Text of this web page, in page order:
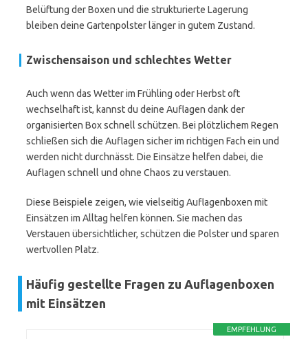
Belüftung der Boxen und die strukturierte Lagerung
bleiben deine Gartenpolster länger in gutem Zustand.
Zwischensaison und schlechtes Wetter
Auch wenn das Wetter im Frühling oder Herbst oft
wechselhaft ist, kannst du deine Auflagen dank der
organisierten Box schnell schützen. Bei plötzlichem Regen
schließen sich die Auflagen sicher im richtigen Fach ein und
werden nicht durchnässt. Die Einsätze helfen dabei, die
Auflagen schnell und ohne Chaos zu verstauen.
Diese Beispiele zeigen, wie vielseitig Auflagenboxen mit
Einsätzen im Alltag helfen können. Sie machen das
Verstauen übersichtlicher, schützen die Polster und sparen
wertvollen Platz.
Häufig gestellte Fragen zu Auflagenboxen
mit Einsätzen
EMPFEHLUNG